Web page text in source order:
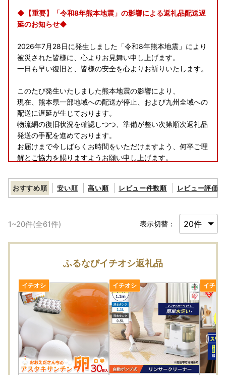
◆【重要】「令和8年熊本地震」の影響による返礼品配送遅
延のお知らせ◆
2026年7月28日に発生しました「令和8年熊本地震」により
被災された皆様に、心よりお見舞い申し上げます。
一日も早い復旧と、皆様の安全を心よりお祈りいたします。
このたび発生いたしました熊本地震の影響により、
現在、熊本県一部地域への配送が停止、および九州全域への
配送に遅延が生じております。
物流網の復旧状況を確認しつつ、準備が整い次第順次返礼品
発送の手配を進めております。
お届けまで今しばらくお時間をいただけますよう、何卒ご理
解とご協力を賜りますようお願い申し上げます。
早期納品や納期日指定、数か月先の納品希望等のご要望はお
受けできません。
お届けまでに２～４か月かかる場合がございます。
※配送に関するお問い合わせ（ご不在日や長期不在のご予定
がある場合）は、ご寄附後に下記問い合わせフォームまたは
JTBふるさと納税コールセンターまでお電話にてご連絡いた
だけますようお願いいたします。
（ご希望にそえない場合はご了承くださいませ）
◆アイリスオーヤマ製品について◆
※「組み立て不要」の記載がないものは、お客様組み立てと
なっております。（工具は入っておりません）
※メーカー保証は、アイリスオーヤマの規定に準じます。
（詳細はアイリスオーヤマ公式HP内「お客様サポート・お
問合せ」で検索ください）
おすすめ順 安い順 高い順 レビュー件数順 レビュー評価順
1~20件(全61件) 表示切替：
ふるなびイチオシ返礼品